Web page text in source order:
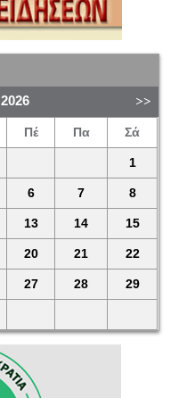
2026
Πέ Πα Σά
1
6 7 8
13 14 15
20 21 22
27 28 29